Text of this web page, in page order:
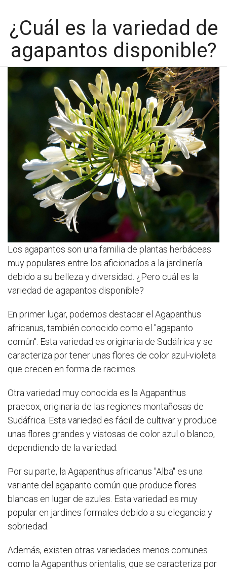
¿Cuál es la variedad de
agapantos disponible?
Los agapantos son una familia de plantas herbáceas
muy populares entre los aficionados a la jardinería
debido a su belleza y diversidad. ¿Pero cuál es la
variedad de agapantos disponible?
En primer lugar, podemos destacar el Agapanthus
africanus, también conocido como el "agapanto
común". Esta variedad es originaria de Sudáfrica y se
caracteriza por tener unas flores de color azul-violeta
que crecen en forma de racimos.
Otra variedad muy conocida es la Agapanthus
praecox, originaria de las regiones montañosas de
Sudáfrica. Esta variedad es fácil de cultivar y produce
unas flores grandes y vistosas de color azul o blanco,
dependiendo de la variedad.
Por su parte, la Agapanthus africanus "Alba" es una
variante del agapanto común que produce flores
blancas en lugar de azules. Esta variedad es muy
popular en jardines formales debido a su elegancia y
sobriedad.
Además, existen otras variedades menos comunes
como la Agapanthus orientalis, que se caracteriza por